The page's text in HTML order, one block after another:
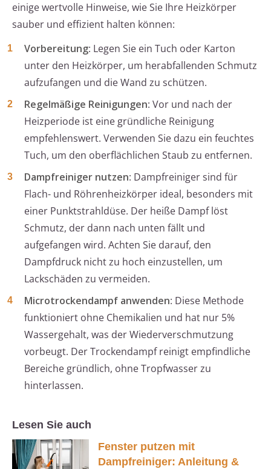
einige wertvolle Hinweise, wie Sie Ihre Heizkörper
sauber und effizient halten können:
Vorbereitung: Legen Sie ein Tuch oder Karton
unter den Heizkörper, um herabfallenden Schmutz
aufzufangen und die Wand zu schützen.
Regelmäßige Reinigungen: Vor und nach der
Heizperiode ist eine gründliche Reinigung
empfehlenswert. Verwenden Sie dazu ein feuchtes
Tuch, um den oberflächlichen Staub zu entfernen.
Dampfreiniger nutzen: Dampfreiniger sind für
Flach- und Röhrenheizkörper ideal, besonders mit
einer Punktstrahldüse. Der heiße Dampf löst
Schmutz, der dann nach unten fällt und
aufgefangen wird. Achten Sie darauf, den
Dampfdruck nicht zu hoch einzustellen, um
Lackschäden zu vermeiden.
Microtrockendampf anwenden: Diese Methode
funktioniert ohne Chemikalien und hat nur 5%
Wassergehalt, was der Wiederverschmutzung
vorbeugt. Der Trockendampf reinigt empfindliche
Bereiche gründlich, ohne Tropfwasser zu
hinterlassen.
Lesen Sie auch
Fenster putzen mit
Dampfreiniger: Anleitung &